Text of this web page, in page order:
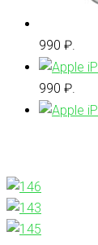
990 ₽.
990 ₽.